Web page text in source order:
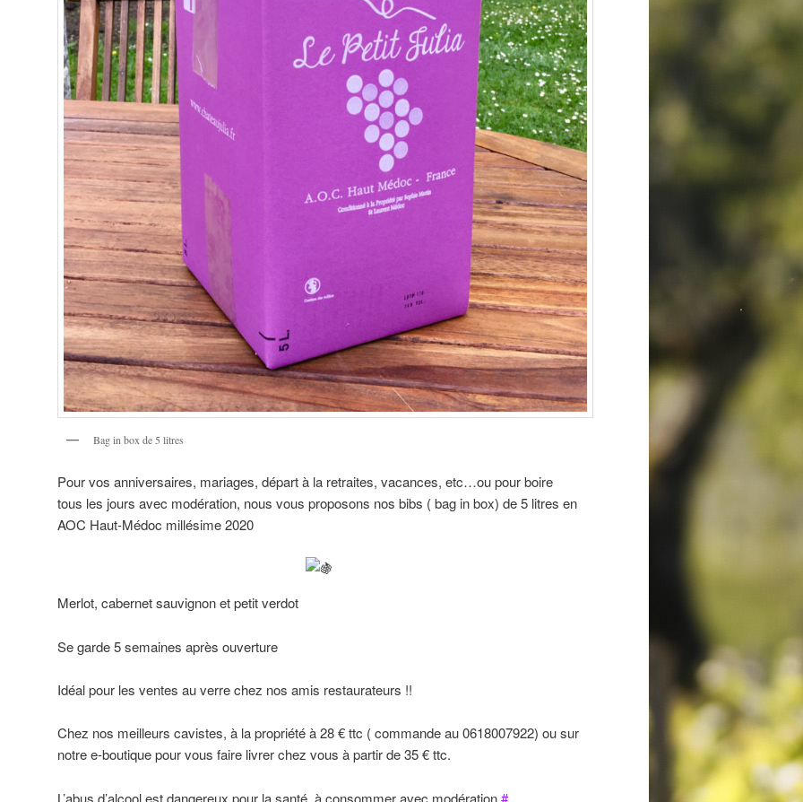
Bag in box de 5 litres
Pour vos anniversaires, mariages, départ à la retraites, vacances, etc…ou pour boire
tous les jours avec modération, nous vous proposons nos bibs ( bag in box) de 5 litres en
AOC Haut-Médoc millésime 2020
Merlot, cabernet sauvignon et petit verdot
Se garde 5 semaines après ouverture
Idéal pour les ventes au verre chez nos amis restaurateurs !!
Chez nos meilleurs cavistes, à la propriété à 28 € ttc ( commande au 0618007922) ou sur
notre e-boutique pour vous faire livrer chez vous à partir de 35 € ttc.
L’abus d’alcool est dangereux pour la santé, à consommer avec modération#